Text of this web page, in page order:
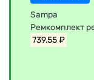
Sampa
Ремкомплект
739.55 ₽